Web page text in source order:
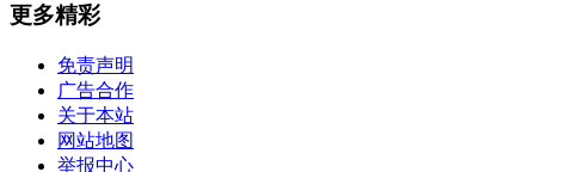
更多精彩
免责声明
广告合作
关于本站
网站地图
举报中心